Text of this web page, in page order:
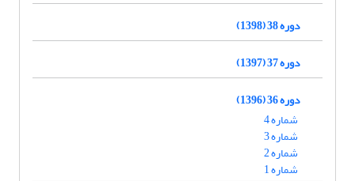
دوره 38 (1398)
دوره 37 (1397)
دوره 36 (1396)
شماره 4
شماره 3
شماره 2
شماره 1